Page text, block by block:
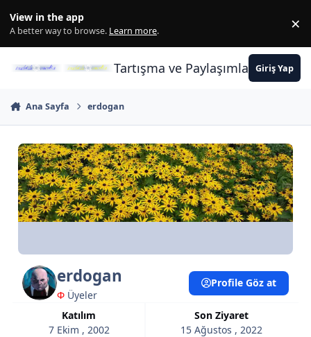
View in the app
A better way to browse. Learn more. ×
Tartışma ve PaylaşımlarınGiriş Yap
Ana Sayfa erdogan
erdogan
Φ Üyeler
Katılım
7 Ekim , 2002
Son Ziyaret
15 Ağustos , 2022
Profile Göz at